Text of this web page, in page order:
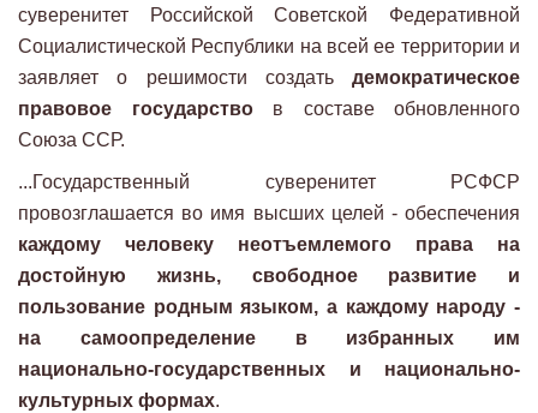
суверенитет Российской Советской Федеративной
Социалистической Республики на всей ее территории и
заявляет о решимости создать демократическое
правовое государствов составе обновленного
Союза ССР.
...Государственный суверенитет РСФСР
провозглашается во имя высших целей - обеспечения
каждому человеку неотъемлемого права на
достойную жизнь, свободное развитие и
пользование родным языком, а каждому народу -
на самоопределение в избранных им
национально-государственных и национально-
культурных формах.